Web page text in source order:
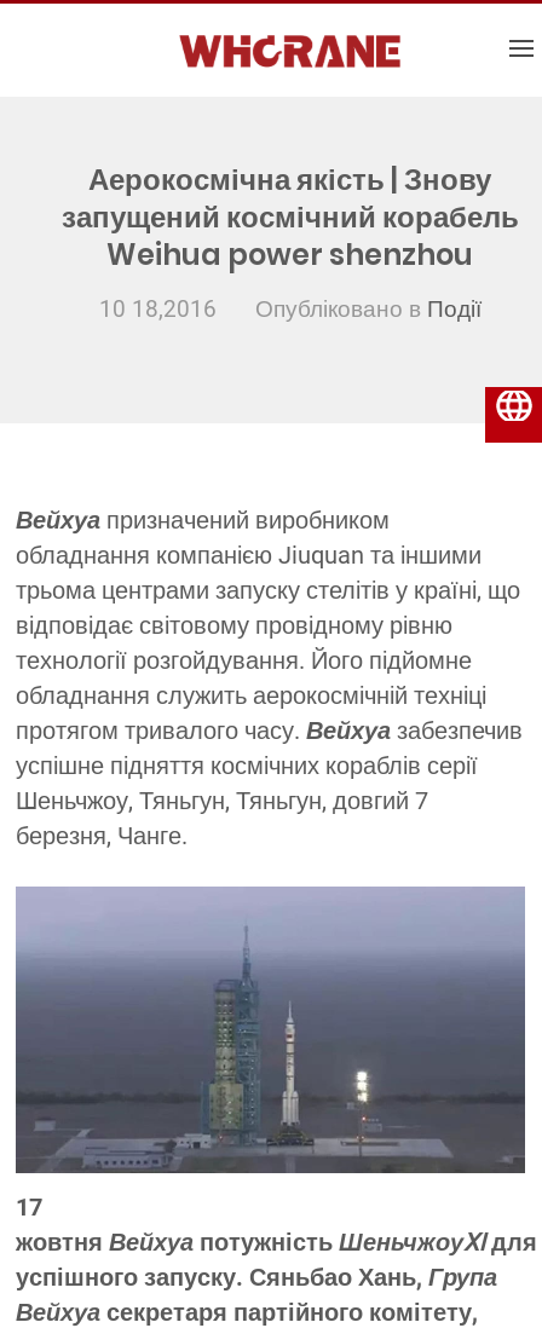
Аерокосмічна якість | Знову
запущений космічний корабель
Weihua power shenzhou
10 18,2016 Опубліковано в Події
Вейхуа призначений виробником
обладнання компанією Jiuquan та іншими
трьома центрами запуску стелітів у країні, що
відповідає світовому провідному рівню
технології розгойдування. Його підйомне
обладнання служить аерокосмічній техніці
протягом тривалого часу.Вейхуа забезпечив
успішне підняття космічних кораблів серії
Шеньчжоу, Тяньгун, Тяньгун, довгий 7
березня, Чанге.
17
жовтня Вейхуа потужність ШеньчжоуⅪ для
успішного запуску. Сяньбао Хань, Група
Вейхуа секретаря партійного комітету,
Українська